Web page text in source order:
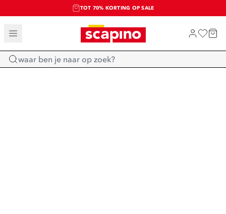
TOT 70% KORTING OP SALE
SALE: LAATSTE KANS!
SHOP NIEUW
Home